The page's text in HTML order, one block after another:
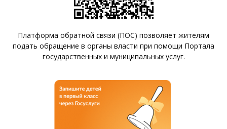
Платформа обратной связи (ПОС) позволяет жителям
подать обращение в органы власти при помощи Портала
государственных и муниципальных услуг.